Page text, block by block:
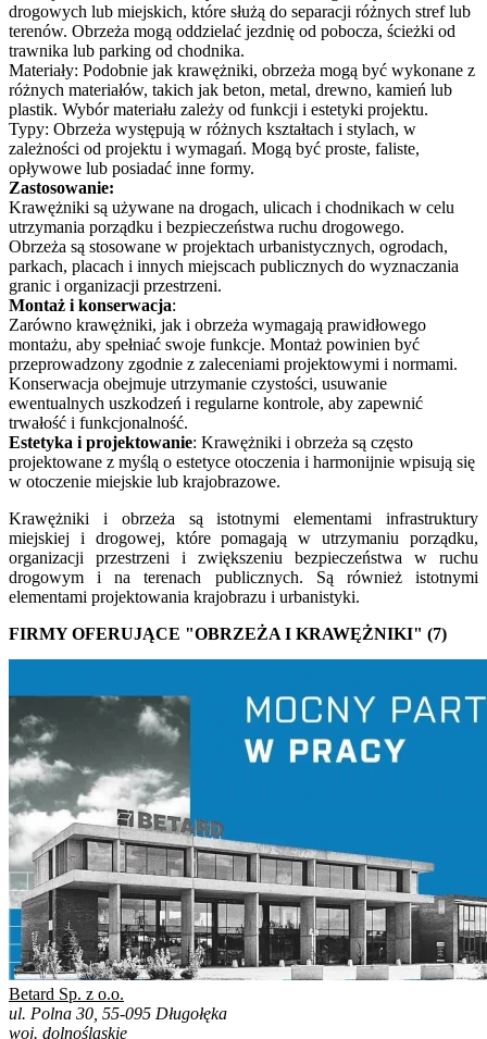
drogowych lub miejskich, które służą do separacji różnych stref lub
terenów. Obrzeża mogą oddzielać jezdnię od pobocza, ścieżki od
trawnika lub parking od chodnika.
Materiały: Podobnie jak krawężniki, obrzeża mogą być wykonane z
różnych materiałów, takich jak beton, metal, drewno, kamień lub
plastik. Wybór materiału zależy od funkcji i estetyki projektu.
Typy: Obrzeża występują w różnych kształtach i stylach, w
zależności od projektu i wymagań. Mogą być proste, faliste,
opływowe lub posiadać inne formy.
Zastosowanie:
Krawężniki są używane na drogach, ulicach i chodnikach w celu
utrzymania porządku i bezpieczeństwa ruchu drogowego.
Obrzeża są stosowane w projektach urbanistycznych, ogrodach,
parkach, placach i innych miejscach publicznych do wyznaczania
granic i organizacji przestrzeni.
Montaż i konserwacja:
Zarówno krawężniki, jak i obrzeża wymagają prawidłowego
montażu, aby spełniać swoje funkcje. Montaż powinien być
przeprowadzony zgodnie z zaleceniami projektowymi i normami.
Konserwacja obejmuje utrzymanie czystości, usuwanie
ewentualnych uszkodzeń i regularne kontrole, aby zapewnić
trwałość i funkcjonalność.
Estetyka i projektowanie: Krawężniki i obrzeża są często
projektowane z myślą o estetyce otoczenia i harmonijnie wpisują się
w otoczenie miejskie lub krajobrazowe.
Krawężniki i obrzeża są istotnymi elementami infrastruktury
miejskiej i drogowej, które pomagają w utrzymaniu porządku,
organizacji przestrzeni i zwiększeniu bezpieczeństwa w ruchu
drogowym i na terenach publicznych. Są również istotnymi
elementami projektowania krajobrazu i urbanistyki.
FIRMY OFERUJĄCE "OBRZEŻA I KRAWĘŻNIKI" (7)
Betard Sp. z o.o.
ul. Polna 30, 55-095 Długołęka
woj. dolnośląskie